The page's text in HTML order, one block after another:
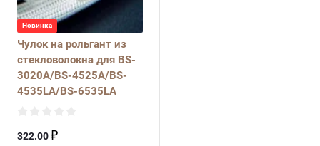
Новинка
Чулок на рольгант из
стекловолокна для BS-
3020A/BS-4525A/BS-
4535LA/BS-6535LA
322.00₽